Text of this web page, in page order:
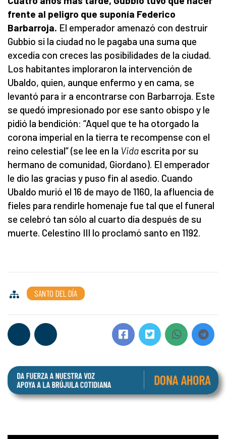
frente al peligro que suponía Federico
Barbarroja. El emperador amenazó con destruir
Gubbio si la ciudad no le pagaba una suma que
excedía con creces las posibilidades de la ciudad.
Los habitantes imploraron la intervención de
Ubaldo, quien, aunque enfermo y en cama, se
levantó para ir a encontrarse con Barbarroja. Este
se quedó impresionado por ese santo obispo y le
pidió la bendición: “Aquel que te ha otorgado la
corona imperial en la tierra te recompense con el
reino celestial” (se lee en la Vida escrita por su
hermano de comunidad, Giordano). El emperador
le dio las gracias y puso fin al asedio. Cuando
Ubaldo murió el 16 de mayo de 1160, la afluencia de
fieles para rendirle homenaje fue tal que el funeral
se celebró tan sólo al cuarto día después de su
muerte. Celestino III lo proclamó santo en 1192.
SANTO DEL DÍA